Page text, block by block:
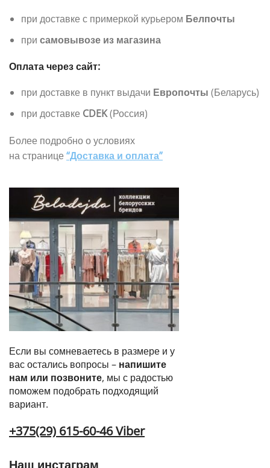
при доставке с примеркой курьером Белпочты
при самовывозе из магазина
Оплата через сайт:
при доставке в пункт выдачи Европочты (Беларусь)
при доставке CDEK(Россия)
Более подробно о условиях
на странице “Доставка и оплата”
Если вы сомневаетесь в размере и у
вас остались вопросы – напишите
нам или позвоните, мы с радостью
поможем подобрать подходящий
вариант.
+375(29) 615-60-46 Viber
Наш инстаграм